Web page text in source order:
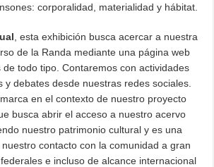
corporalidad, materialidad y hábitat.
, esta exhibición busca acercar a nuestra
de la Randa mediante una página web
todo tipo. Contaremos con actividades
y debates desde nuestras redes sociales.
en el contexto de nuestro proyecto
busca abrir el acceso a nuestro acervo
nuestro patrimonio cultural y es una
contacto con la comunidad a gran
e incluso de alcance internacional